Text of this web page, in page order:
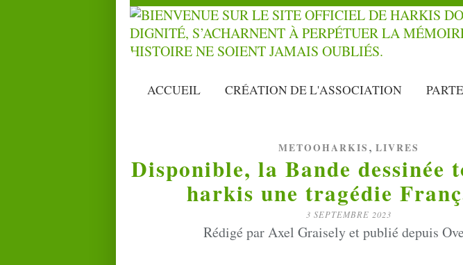
ACCUEIL CRÉATION DE L'ASSOCIATION
METOOHARKIS , LIVRES
Disponible, la Bande dessinée
harkis une tragédie
3 SEPTEMBRE 2023
Rédigé par Axel Graisely et publié depuis